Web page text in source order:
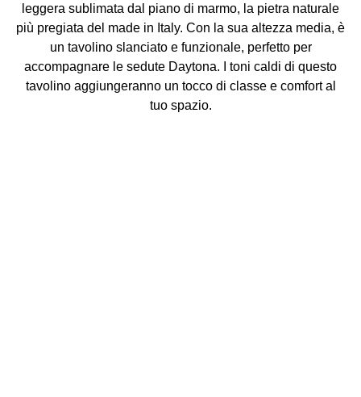
leggera sublimata dal piano di marmo, la pietra naturale
più pregiata del made in Italy. Con la sua altezza media, è
un tavolino slanciato e funzionale, perfetto per
accompagnare le sedute Daytona. I toni caldi di questo
tavolino aggiungeranno un tocco di classe e comfort al
tuo spazio.